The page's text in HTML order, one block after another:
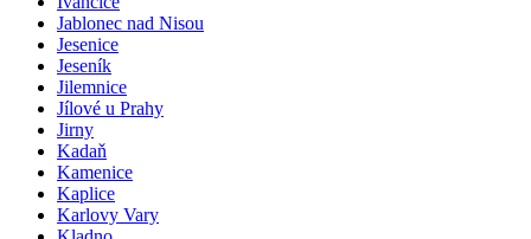
Jablonec nad Nisou
Jesenice
Jeseník
Jilemnice
Jílové u Prahy
Jirny
Kadaň
Kamenice
Kaplice
Karlovy Vary